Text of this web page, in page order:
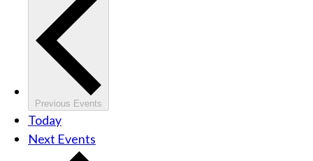
Previous Events
Today
Next Events